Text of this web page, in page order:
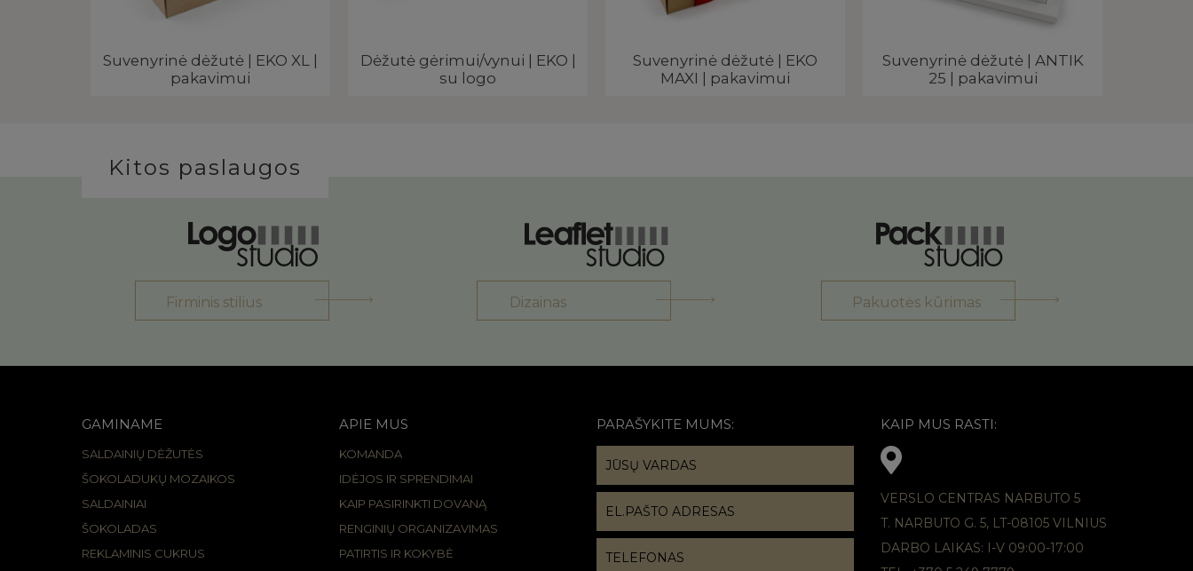
Suvenyrinė dėžutė | EKO XL |
pakavimui
Dėžutė gėrimui/vynui | EKO |
su logo
Suvenyrinė dėžutė | EKO
MAXI | pakavimui
Suvenyrinė dėžutė | ANTIK
25 | pakavimui
Kitos paslaugos
Firminis stilius Dizainas Pakuotės kūrimas
GAMINAME
SALDAINIŲ DĖŽUTĖS
ŠOKOLADUKŲ MOZAIKOS
SALDAINIAI
ŠOKOLADAS
REKLAMINIS CUKRUS
APIE MUS
KOMANDA
IDĖJOS IR SPRENDIMAI
KAIP PASIRINKTI DOVANĄ
RENGINIŲ ORGANIZAVIMAS
PATIRTIS IR KOKYBĖ
PARAŠYKITE MUMS: KAIP MUS RASTI:
VERSLO CENTRAS NARBUTO 5
T. NARBUTO G. 5, LT-08105 VILNIUS
DARBO LAIKAS: I-V 09:00-17:00